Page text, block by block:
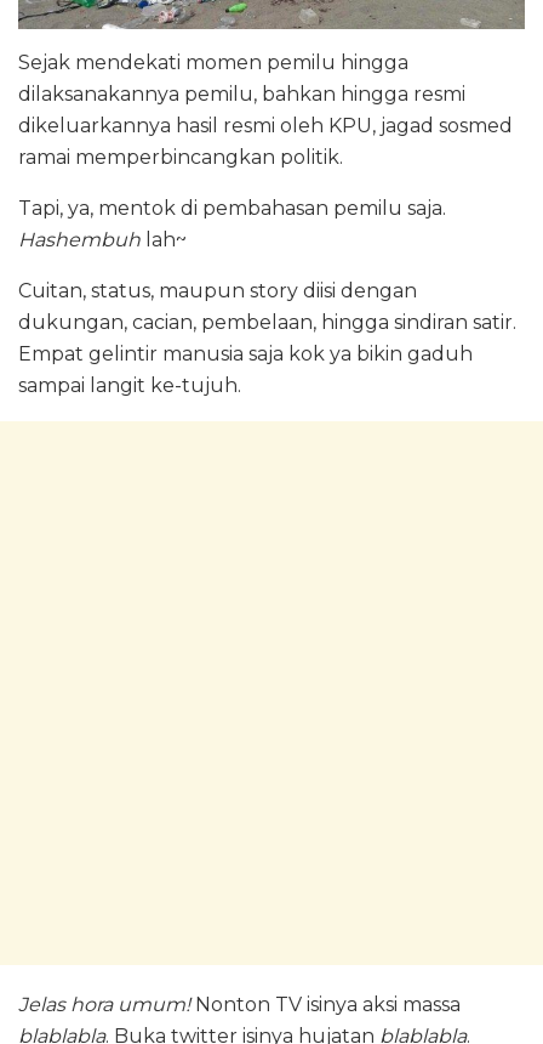
Sejak mendekati momen pemilu hingga
dilaksanakannya pemilu, bahkan hingga resmi
dikeluarkannya hasil resmi oleh KPU, jagad sosmed
ramai memperbincangkan politik.
Tapi, ya, mentok di pembahasan pemilu saja.
Hashembuh lah~
Cuitan, status, maupun story diisi dengan
dukungan, cacian, pembelaan, hingga sindiran satir.
Empat gelintir manusia saja kok ya bikin gaduh
sampai langit ke-tujuh.
Jelas hora umum!Nonton TV isinya aksi massa
blablabla. Buka twitter isinya hujatan blablabla.